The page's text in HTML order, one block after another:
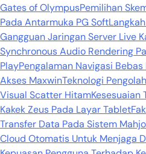
Gates of OlympusPemilihan
Pada Antarmuka PG Soft
Gangguan Jaringan Server Live
Synchronous Audio Rendering
PlayPengalaman Navigasi
Akses MaxwinTeknologi
Visual Scatter Hitam
Kakek Zeus Pada Layar Tablet
Transfer Data Pada Sistem
Cloud Otomatis Untuk Menjaga